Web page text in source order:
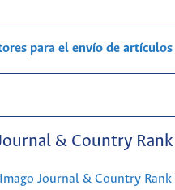
para el envío de artículos
& Country Rank